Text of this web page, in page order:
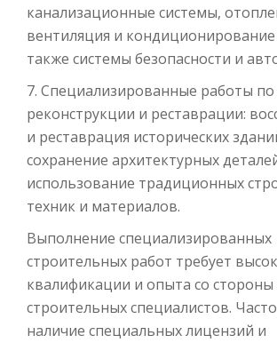
канализационные системы,
вентиляция и кондиционирование
также системы безопасности и
7. Специализированные работы по
реконструкции и реставрации:
и реставрация исторических
сохранение архитектурных
использование традиционных
техник и материалов.
Выполнение специализированных
строительных работ требует
квалификации и опыта со стороны
строительных специалистов.
наличие специальных лицензий и